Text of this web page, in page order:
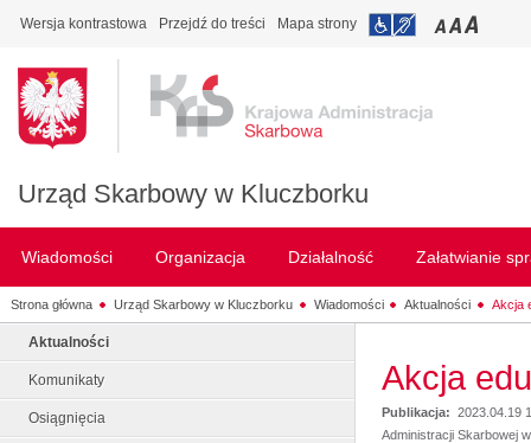
Wersja kontrastowa Przejdź do treści Mapa strony
Urząd Skarbowy w Kluczborku
Wiadomości Organizacja Działalność Załatwianie
Strona główna Urząd Skarbowy w Kluczborku Wiadomości Aktualności Akcja
Aktualności
Komunikaty
Osiągnięcia
Akcja
Publikacja: 2023.04.19
Administracji Skarbowej